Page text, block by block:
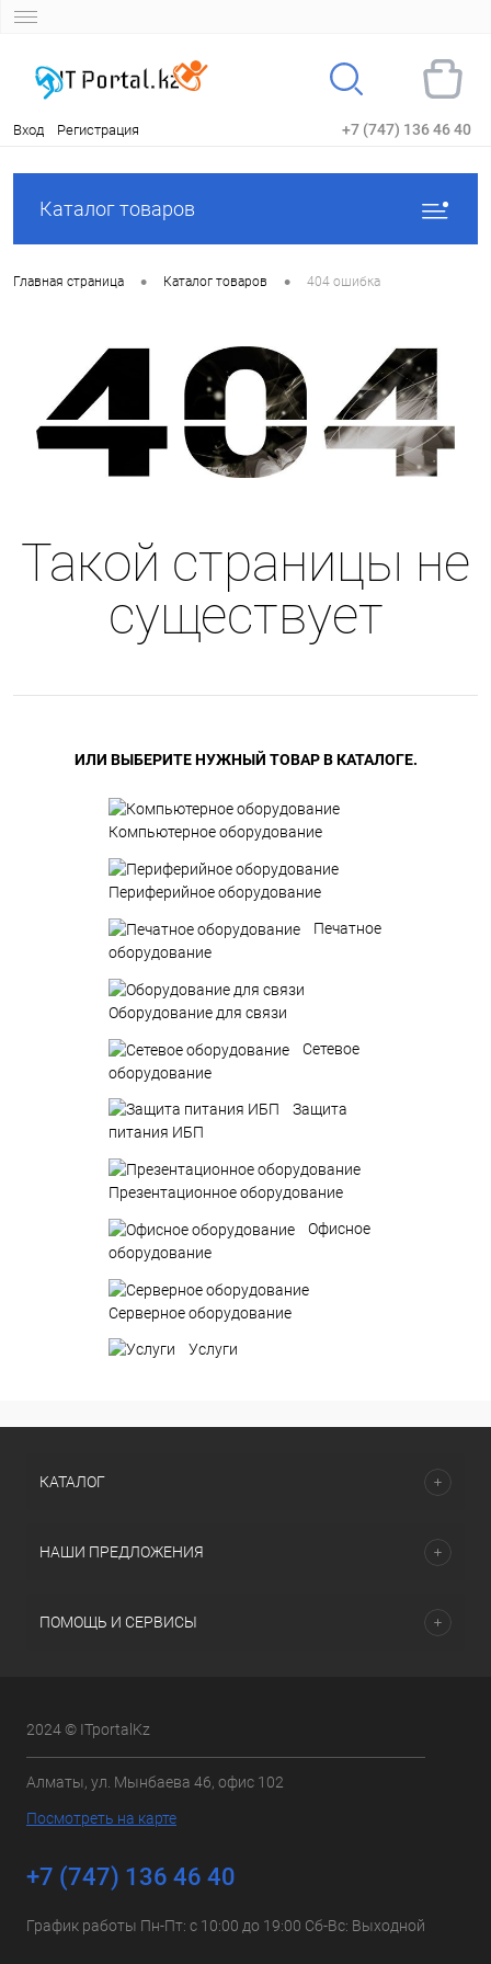
Вход Регистрация +7 (747) 136 46 40
Каталог товаров
Главная страница • Каталог товаров • 404 ошибка
Такой страницы не
существует
ИЛИ ВЫБЕРИТЕ НУЖНЫЙ ТОВАР В КАТАЛОГЕ.
Компьютерное оборудование
Периферийное оборудование
Печатное
оборудование
Оборудование для связи
Сетевое
оборудование
Защита
питания ИБП
Презентационное оборудование
Офисное
оборудование
Серверное оборудование
Услуги
КАТАЛОГ
НАШИ ПРЕДЛОЖЕНИЯ
ПОМОЩЬ И СЕРВИСЫ
2024 © ITportalKz
Алматы, ул. Мынбаева 46, офис 102
Посмотреть на карте
+7 (747) 136 46 40
График работы Пн-Пт: с 10:00 до 19:00 Сб-Вс: Выходной